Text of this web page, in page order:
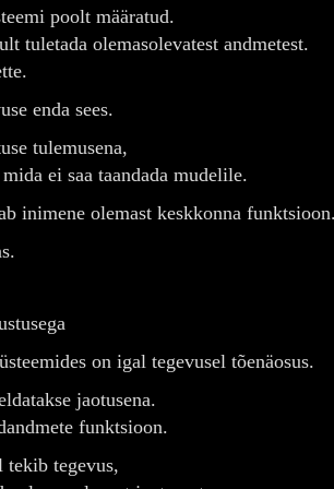
poolt määratud.
tuletada olemasolevatest andmetest.
enda sees.
tulemusena,
ei saa taandada mudelile.
inimene olemast keskkonna
on igal tegevusel tõenäosus.
jaotusena.
funktsioon.
tegevus,